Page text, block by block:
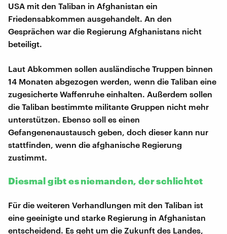
USA mit den Taliban in Afghanistan ein
Friedensabkommen ausgehandelt. An den
Gesprächen war die Regierung Afghanistans nicht
beteiligt.
Laut Abkommen sollen ausländische Truppen binnen
14 Monaten abgezogen werden, wenn die Taliban eine
zugesicherte Waffenruhe einhalten. Außerdem sollen
die Taliban bestimmte militante Gruppen nicht mehr
unterstützen. Ebenso soll es einen
Gefangenenaustausch geben, doch dieser kann nur
stattfinden, wenn die afghanische Regierung
zustimmt.
Diesmal gibt es niemanden, der schlichtet
Für die weiteren Verhandlungen mit den Taliban ist
eine geeinigte und starke Regierung in Afghanistan
entscheidend. Es geht um die Zukunft des Landes,